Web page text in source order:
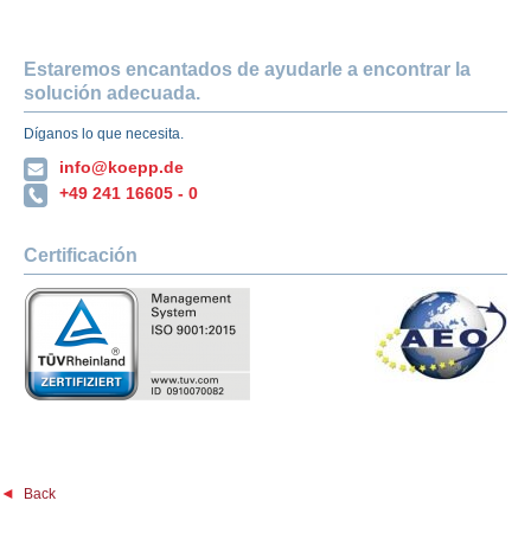
Estaremos encantados de ayudarle a encontrar la
solución adecuada.
Díganos lo que necesita.
info@koepp.de
+49 241 16605 - 0
Certificación
Back